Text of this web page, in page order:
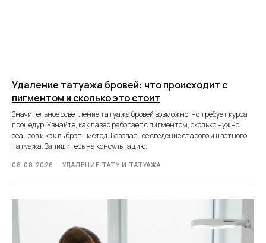
Удаление татуажа бровей: что происходит с
пигментом и сколько это стоит
Значительное осветление татуажа бровей возможно, но требует курса
процедур. Узнайте, как лазер работает с пигментом, сколько нужно
сеансов и как выбрать метод. Безопасное сведение старого и цветного
татуажа. Запишитесь на консультацию.
08.08.2026 УДАЛЕНИЕ ТАТУ И ТАТУАЖА